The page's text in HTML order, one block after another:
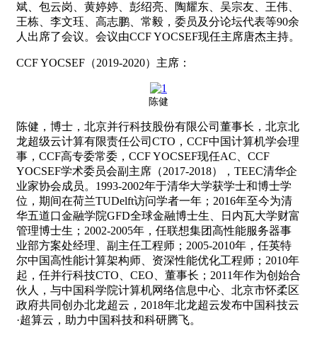
斌、包云岗、黄婷婷、彭绍亮、陶耀东、吴宗友、王伟、
王栋、李文珏、高志鹏、常毅，委员及分论坛代表等90余
人出席了会议。会议由CCF YOCSEF现任主席唐杰主持。
CCF YOCSEF（2019-2020）主席：
陈健
陈健，博士，北京并行科技股份有限公司董事长，北京北
龙超级云计算有限责任公司CTO，CCF中国计算机学会理
事，CCF高专委常委，CCF YOCSEF现任AC、CCF
YOCSEF学术委员会副主席（2017-2018），TEEC清华企
业家协会成员。1993-2002年于清华大学获学士和博士学
位，期间在荷兰TUDelft访问学者一年；2016年至今为清
华五道口金融学院GFD全球金融博士生、日内瓦大学财富
管理博士生；2002-2005年，任联想集团高性能服务器事
业部方案处经理、副主任工程师；2005-2010年，任英特
尔中国高性能计算架构师、资深性能优化工程师；2010年
起，任并行科技CTO、CEO、董事长；2011年作为创始合
伙人，与中国科学院计算机网络信息中心、北京市怀柔区
政府共同创办北龙超云，2018年北龙超云发布中国科技云
·超算云，助力中国科技和科研腾飞。